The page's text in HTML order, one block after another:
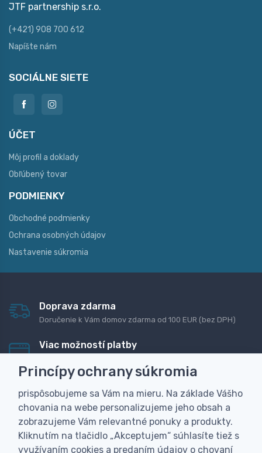
JTF partnership s.r.o.
(+421) 908 700 612
Napíšte nám
SOCIÁLNE SIETE
ÚČET
Môj profil a doklady
Obľúbený tovar
PODMIENKY
Obchodné podmienky
Ochrana osobných údajov
Nastavenie súkromia
Doprava zdarma
Doručenie k Vám domov zdarma od 100 EUR (bez DPH)
Viac možností platby
dobierku
Personalizácia
Vyrobíme Vám vlastný originálny darček
Skúsenosť
Široký sortiment, z ktorého Vám pomôžeme vybrať
Princípy ochrany súkromia
prispôsobujeme sa Vám na mieru. Na základe Vášho
chovania na webe personalizujeme jeho obsah a
zobrazujeme Vám relevantné ponuky a produkty.
Kliknutím na tlačidlo „Akceptujem“ súhlasíte tiež s
využívaním cookies a predaním údajov o chovaní